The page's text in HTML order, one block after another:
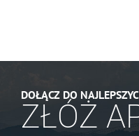
DOŁĄCZ DO
ZŁÓŻ